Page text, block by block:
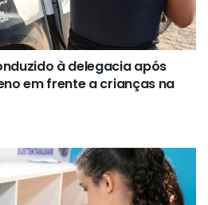
à delegacia após
em frente a crianças na